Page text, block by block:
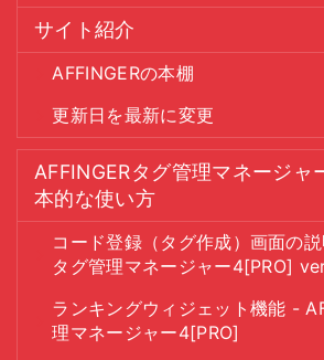
サイト紹介
AFFINGERの本棚
更新日を最新に変更
AFFINGERタグ管理マネージャ
本的な使い方
コード登録（タグ作成）画面の
タグ管理マネージャー4[PRO]
ランキングウィジェット機能 -
理マネージャー4[PRO]